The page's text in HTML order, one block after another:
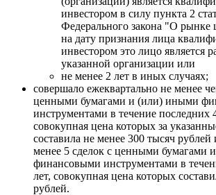
инвестором в силу пункта 2
Федерального закона "О рынке
на дату признания лица
инвестором это лицо является
указанной организации или
не менее 2 лет в иных случаях;
совершало ежеквартально не менее
ценными бумагами и (или) иными
инструментами в течение последних
совокупная цена которых за
составила не менее 300 тысяч
менее 5 сделок с ценными бумагами
финансовыми инструментами в
лет, совокупная цена которых
рублей.